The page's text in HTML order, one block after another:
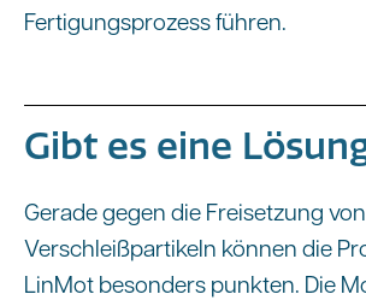
Fertigungsprozess führen.
Gibt es eine
Gerade gegen die Freisetzung von
Verschleißpartikeln können die
LinMot besonders punkten. Die